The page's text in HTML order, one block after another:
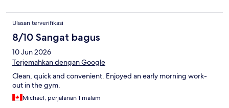
Ulasan terverifikasi
8/10 Sangat bagus
10 Jun 2026
Terjemahkan dengan Google
Clean, quick and convenient. Enjoyed an early morning work-
out in the gym.
Michael, perjalanan 1 malam